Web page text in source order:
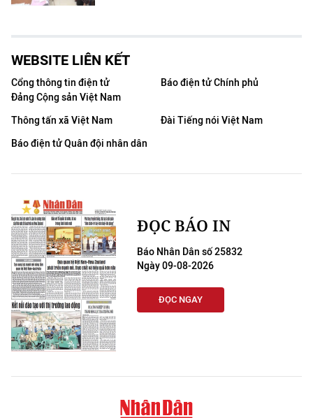
WEBSITE LIÊN KẾT
Cổng thông tin điện tử
Đảng Cộng sản Việt Nam
Báo điện tử Chính phủ
Thông tấn xã Việt Nam
Đài Tiếng nói Việt Nam
Báo điện tử Quân đội nhân dân
ĐỌC BÁO IN
Báo Nhân Dân số 25832
Ngày 09-08-2026
ĐỌC NGAY